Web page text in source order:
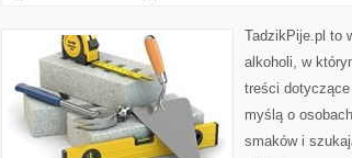
TadzikPije.pl to
alkoholi, w
treści
myślą o
smaków i